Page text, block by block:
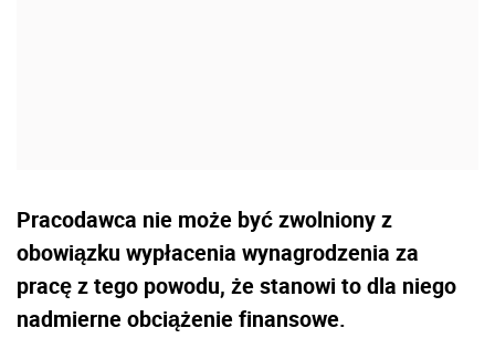
Pracodawca nie może być zwolniony z
obowiązku wypłacenia wynagrodzenia za
pracę z tego powodu, że stanowi to dla niego
nadmierne obciążenie finansowe.